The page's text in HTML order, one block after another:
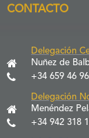
CONTACTO
Delegación
Nuñez de
+34 659 46
Delegación
Menéndez
+34 942 318